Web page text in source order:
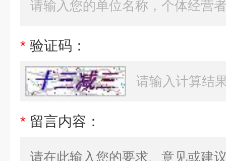
* 验证码：
* 留言内容：